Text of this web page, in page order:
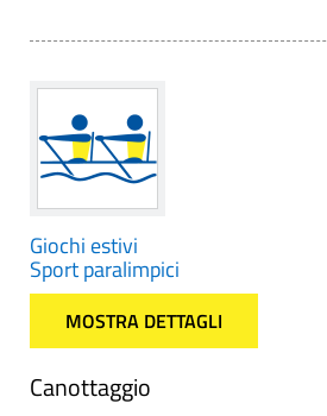
Giochi estivi
Sport paralimpici
MOSTRA DETTAGLI
Canottaggio